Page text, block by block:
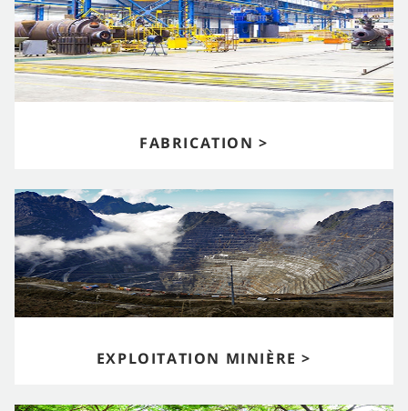
FABRICATION >
EXPLOITATION MINIÈRE >